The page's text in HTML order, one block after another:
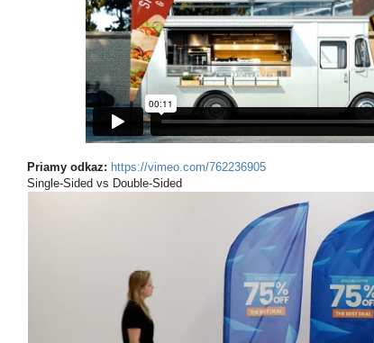
Priamy odkaz: https://vimeo.com/762236905
Single-Sided vs Double-Sided